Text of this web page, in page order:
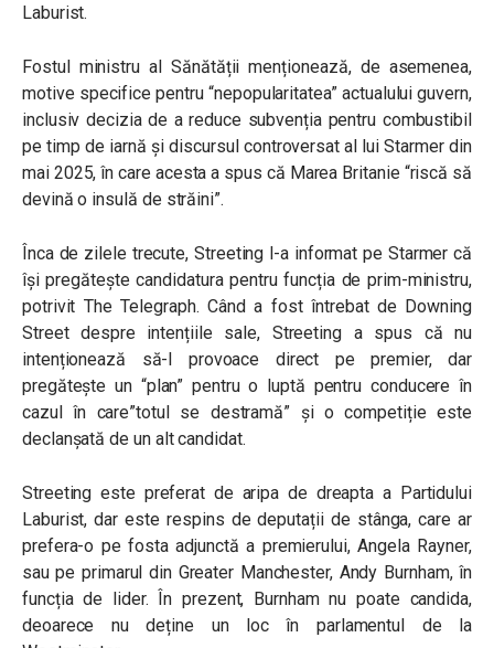
Laburist.
Fostul ministru al Sănătății menționează, de asemenea,
motive specifice pentru “nepopularitatea” actualului guvern,
inclusiv decizia de a reduce subvenția pentru combustibil
pe timp de iarnă și discursul controversat al lui Starmer din
mai 2025, în care acesta a spus că Marea Britanie “riscă să
devină o insulă de străini”.
Înca de zilele trecute, Streeting l-a informat pe Starmer că
își pregătește candidatura pentru funcția de prim-ministru,
potrivit The Telegraph. Când a fost întrebat de Downing
Street despre intențiile sale, Streeting a spus că nu
intenționează să-l provoace direct pe premier, dar
pregătește un “plan” pentru o luptă pentru conducere în
cazul în care”totul se destramă” și o competiție este
declanșată de un alt candidat.
Streeting este preferat de aripa de dreapta a Partidului
Laburist, dar este respins de deputații de stânga, care ar
prefera-o pe fosta adjunctă a premierului, Angela Rayner,
sau pe primarul din Greater Manchester, Andy Burnham, în
funcția de lider. În prezent, Burnham nu poate candida,
deoarece nu deține un loc în parlamentul de la